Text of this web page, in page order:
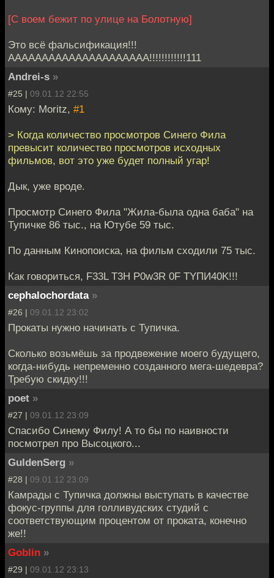
[С воем бежит по улице на Болотную]
Это всё фальсификация!!!
ААААААААААААААААААААА!!!!!!!!!!!!111
Andrei-s »
#25 | 09.01.12 22:55
Кому: Moritz, #1
> Когда количество просмотров Синего Фила
превысит количество просмотров исходных
фильмов, вот это уже будет полный угар!
Дык, уже вроде.
Просмотр Синего Фила "Жила-была одна баба" на
Тупичке 86 тыс., на Ютубе 59 тыс.
По данным Кинопоиска, на фильм сходили 75 тыс.
Как говориться, F33L T3H P0w3R 0F TYПИ40K!!!
cephalochordata »
#26 | 09.01.12 23:02
Прокаты нужно начинать с Тупичка.
Сколько возьмёшь за продвежение моего будущего,
когда-нибудь непременно созданного мега-шедевра?
Требую скидку!!!
poet »
#27 | 09.01.12 23:09
Спасибо Синему Филу! А то бы по наивности
посмотрел про Высоцкого...
GuldenSerg »
#28 | 09.01.12 23:09
Камрады с Тупичка должны выступать в качестве
фокус-группы для голливудских студий с
соответствующим процентом от проката, конечно
же!!
Goblin »
#29 | 09.01.12 23:13